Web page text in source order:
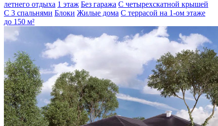
летнего отдыха 1 этаж Без гаража С четырехскатной крышей
С 3 спальнями Блоки Жилые дома С террасой на 1-ом этаже
до 150 м²